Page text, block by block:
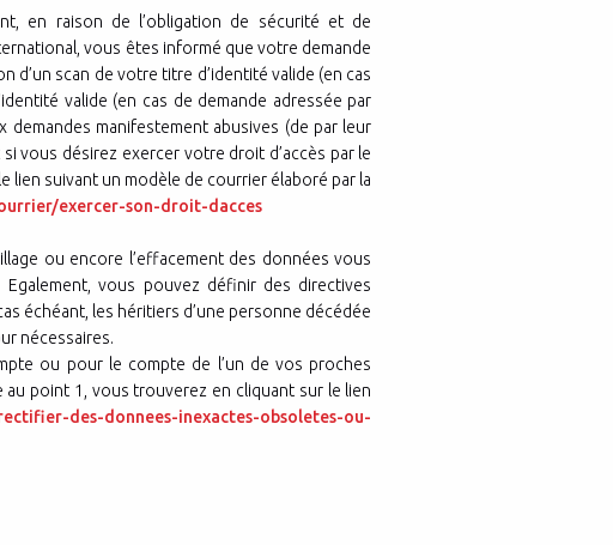
en raison de l’obligation de sécurité et de
vous êtes informé que votre demande
scan de votre titre d’identité valide (en cas
valide (en cas de demande adressée par
demandes manifestement abusives (de par leur
vous désirez exercer votre droit d’accès par le
lien suivant un modèle de courrier élaboré par la
exercer-son-droit-dacces
ou encore l’effacement des données vous
vous pouvez définir des directives
échéant, les héritiers d’une personne décédée
nécessaires.
ou pour le compte de l’un de vos proches
point 1, vous trouverez en cliquant sur le lien
des-donnees-inexactes-obsoletes-ou-